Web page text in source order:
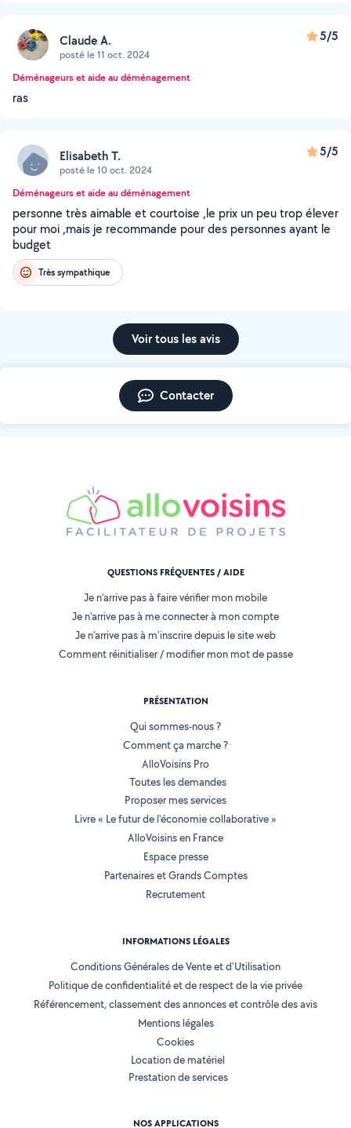
Claude A.
posté le 11 oct. 2024
5/5
Déménageurs et aide au déménagement
ras
Elisabeth T.
posté le 10 oct. 2024
5/5
Déménageurs et aide au déménagement
personne très aimable et courtoise ,le prix un peu trop élever
pour moi ,mais je recommande pour des personnes ayant le
budget
Très sympathique
Voir tous les avis
Contacter
QUESTIONS FRÉQUENTES / AIDE
Je n'arrive pas à faire vérifier mon mobile
Je n'arrive pas à me connecter à mon compte
Je n'arrive pas à m'inscrire depuis le site web
Comment réinitialiser / modifier mon mot de passe
PRÉSENTATION
Qui sommes-nous ?
Comment ça marche ?
AlloVoisins Pro
Toutes les demandes
Proposer mes services
Livre « Le futur de l'économie collaborative »
AlloVoisins en France
Espace presse
Partenaires et Grands Comptes
Recrutement
INFORMATIONS LÉGALES
Conditions Générales de Vente et d'Utilisation
Politique de confidentialité et de respect de la vie privée
Référencement, classement des annonces et contrôle des avis
Mentions légales
Cookies
Location de matériel
Prestation de services
NOS APPLICATIONS